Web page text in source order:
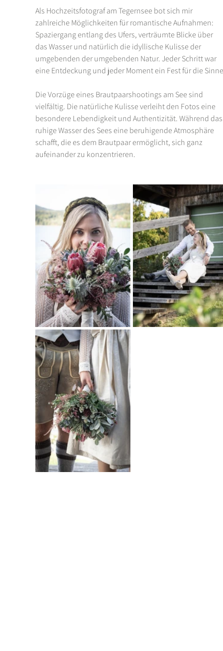
Als Hochzeitsfotograf am Tegernsee bot sich mir
zahlreiche Möglichkeiten für romantische Aufnahmen:
Spaziergang entlang des Ufers, verträumte Blicke über
das Wasser und natürlich die idyllische Kulisse der
umgebenden der umgebenden Natur. Jeder Schritt war
eine Entdeckung und jeder Moment ein Fest für die
Die Vorzüge eines Brautpaarshootings am See sind
vielfältig. Die natürliche Kulisse verleiht den Fotos eine
besondere Lebendigkeit und Authentizität. Während
ruhige Wasser des Sees eine beruhigende Atmosphäre
schafft, die es dem Brautpaar ermöglicht, sich ganz
aufeinander zu konzentrieren.